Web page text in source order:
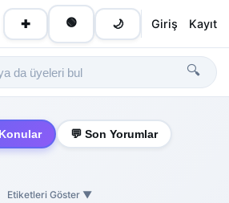
✚ 🟢 🌙 Giriş Kayıt
🔍
💬 Son Yorumlar
Etiketleri Göster ▼